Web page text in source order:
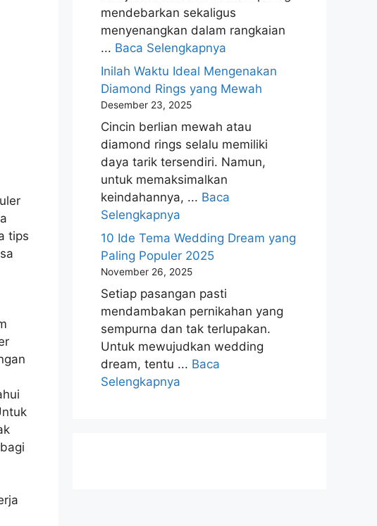
tips
mendebarkan sekaligus
menyenangkan dalam rangkaian
... Baca Selengkapnya
Inilah Waktu Ideal Mengenakan
Diamond Rings yang Mewah
Desember 23, 2025
Cincin berlian mewah atau
diamond rings selalu memiliki
daya tarik tersendiri. Namun,
untuk memaksimalkan
keindahannya, ... Baca
Selengkapnya
10 Ide Tema Wedding Dream yang
Paling Populer 2025
November 26, 2025
Setiap pasangan pasti
mendambakan pernikahan yang
sempurna dan tak terlupakan.
Untuk mewujudkan wedding
dream, tentu ... Baca
Selengkapnya